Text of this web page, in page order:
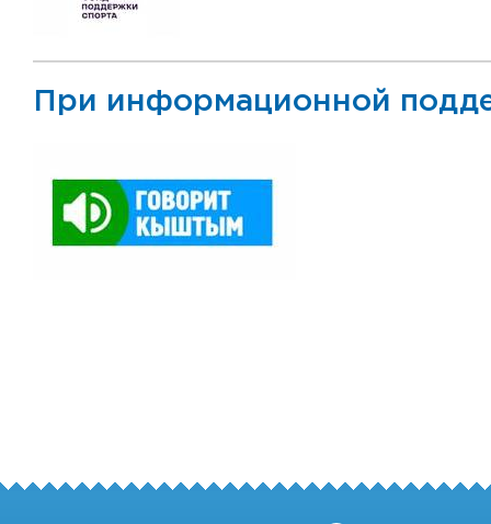
При информационной